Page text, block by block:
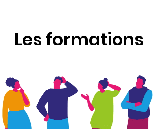
Les formations